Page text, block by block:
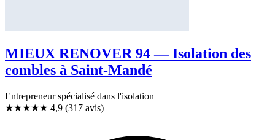
MIEUX RENOVER 94 — Isolation des
combles à Saint-Mandé
Entrepreneur spécialisé dans l'isolation
★★★★★ 4,9 (317 avis)